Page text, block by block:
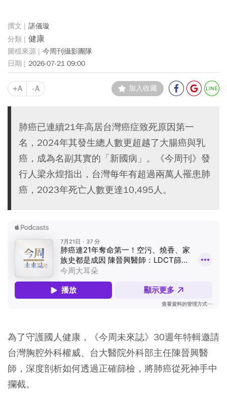
諶儀璇
健康
今周刊攝影團隊
2026-07-21 09:00
+A -A 加入收藏
肺癌已連續21年高居台灣癌症致死原因第一
名，2024年其發生總人數更超越了大腸癌與乳
癌，成為名副其實的「新國病」。《今周刊》發
行人梁永煌指出，台灣每年有超過兩萬人罹患肺
癌，2023年死亡人數更達10,495人。
為了守護國人健康，《今周未來誌》30週年特輯邀請
台灣胸腔外科權威、台大醫院外科部主任陳晉興醫
師，深度剖析如何透過正確篩檢，將肺癌從死神手中
攔截。